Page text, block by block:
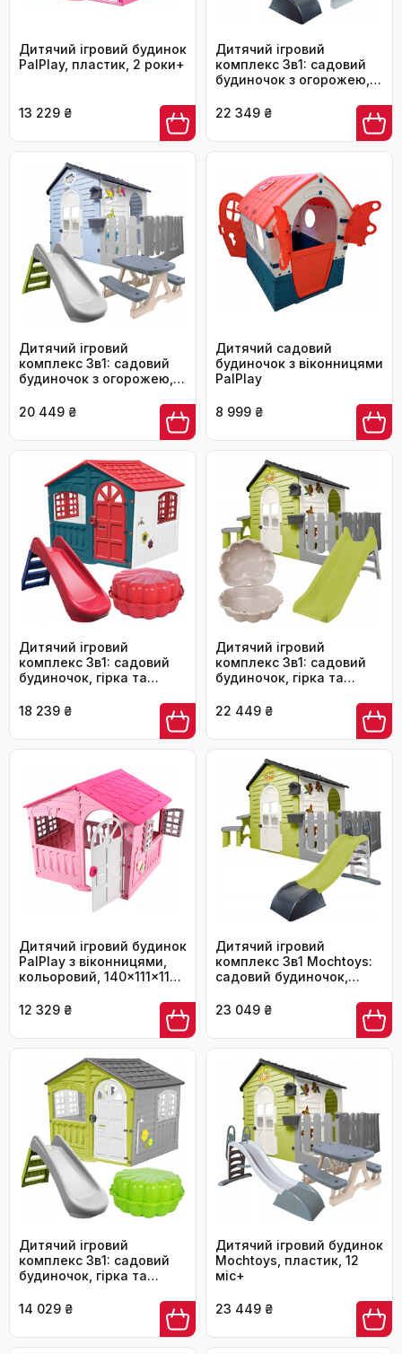
Дитячий ігровий будинок
PalPlay, пластик, 2 роки+
13 229 ₴
Дитячий ігровий
комплекс 3в1: садовий
будиночок з огорожею,
22 349 ₴
Дитячий ігровий
комплекс 3в1: садовий
будиночок з огорожею,
20 449 ₴
Дитячий садовий
будиночок з віконницями
PalPlay
8 999 ₴
Дитячий ігровий
комплекс 3в1: садовий
будиночок, гірка та
18 239 ₴
Дитячий ігровий
комплекс 3в1: садовий
будиночок, гірка та
огорожею
22 449 ₴
Дитячий ігровий будинок
PalPlay з віконницями,
кольоровий, 140x111x115
12 329 ₴
Дитячий ігровий
комплекс 3в1 Mochtoys:
садовий будиночок,
огорожею
23 049 ₴
Дитячий ігровий
комплекс 3в1: садовий
будиночок, гірка та
14 029 ₴
Дитячий ігровий будинок
Mochtoys, пластик, 12
міс+
23 449 ₴